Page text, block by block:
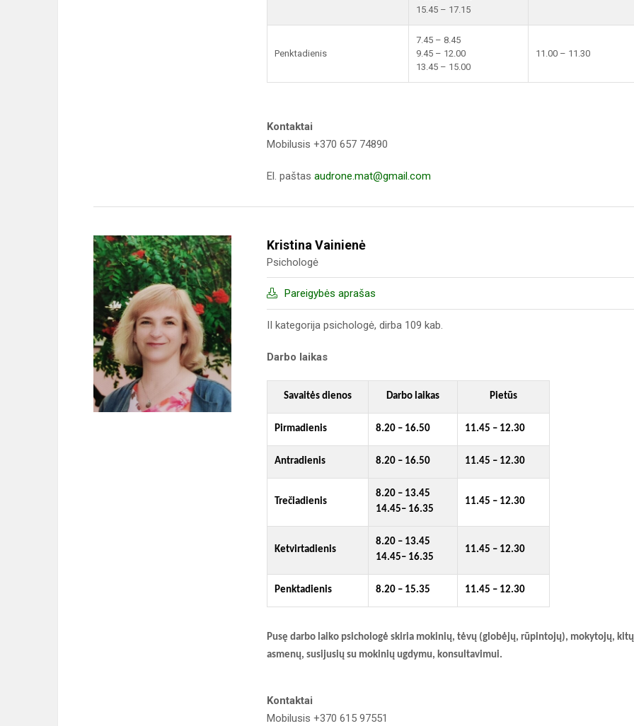
15.45 – 17.15
Penktadienis
7.45 – 8.45
9.45 – 12.00
13.45 – 15.00
11.00 – 11.30
Kontaktai
Mobilusis +370 657 74890
El. paštas audrone.mat@gmail.com
Kristina Vainienė
Psichologė
Pareigybės aprašas
II kategorija psichologė, dirba 109 kab.
Darbo laikas
Savaitės dienos Darbo laikas Pietūs
Pirmadienis 8.20 – 16.50 11.45 – 12.30
Antradienis 8.20 – 16.50 11.45 – 12.30
Trečiadienis
8.20 – 13.45
14.45– 16.35
11.45 – 12.30
Ketvirtadienis
8.20 – 13.45
14.45– 16.35
11.45 – 12.30
Penktadienis 8.20 – 15.35 11.45 – 12.30
Pusę darbo laiko psichologė skiria mokinių, tėvų (globėjų, rūpintojų), mokytojų, kitų
asmenų, susijusių su mokinių ugdymu, konsultavimui.
Kontaktai
Mobilusis +370 615 97551